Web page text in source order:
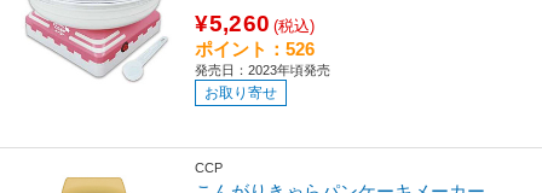
¥5,260 (税込)
ポイント：526
発売日：2023年頃発売
お取り寄せ
CCP